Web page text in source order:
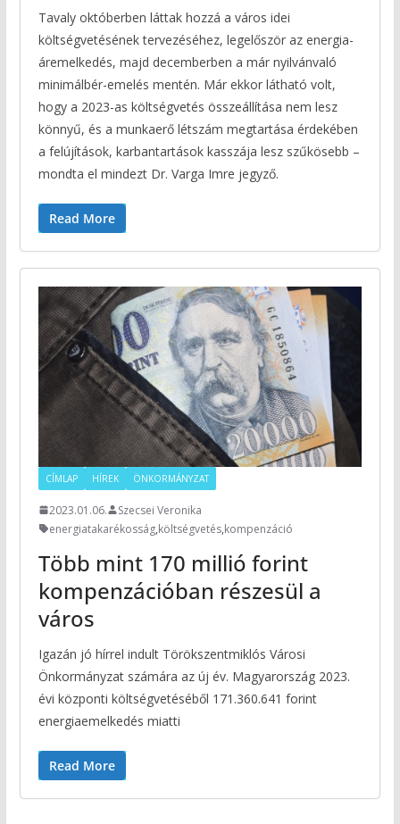
Tavaly októberben láttak hozzá a város idei
költségvetésének tervezéséhez, legelőször az energia-
áremelkedés, majd decemberben a már nyilvánvaló
minimálbér-emelés mentén. Már ekkor látható volt,
hogy a 2023-as költségvetés összeállítása nem lesz
könnyű, és a munkaerő létszám megtartása érdekében
a felújítások, karbantartások kasszája lesz szűkösebb –
mondta el mindezt Dr. Varga Imre jegyző.
Read More
CÍMLAP HÍREK ÖNKORMÁNYZAT
2023.01.06.
Szecsei Veronika
energiatakarékosság,költségvetés,kompenzáció
Több mint 170 millió forint
kompenzációban részesül a
város
Igazán jó hírrel indult Törökszentmiklós Városi
Önkormányzat számára az új év. Magyarország 2023.
évi központi költségvetéséből 171.360.641 forint
energiaemelkedés miatti
Read More